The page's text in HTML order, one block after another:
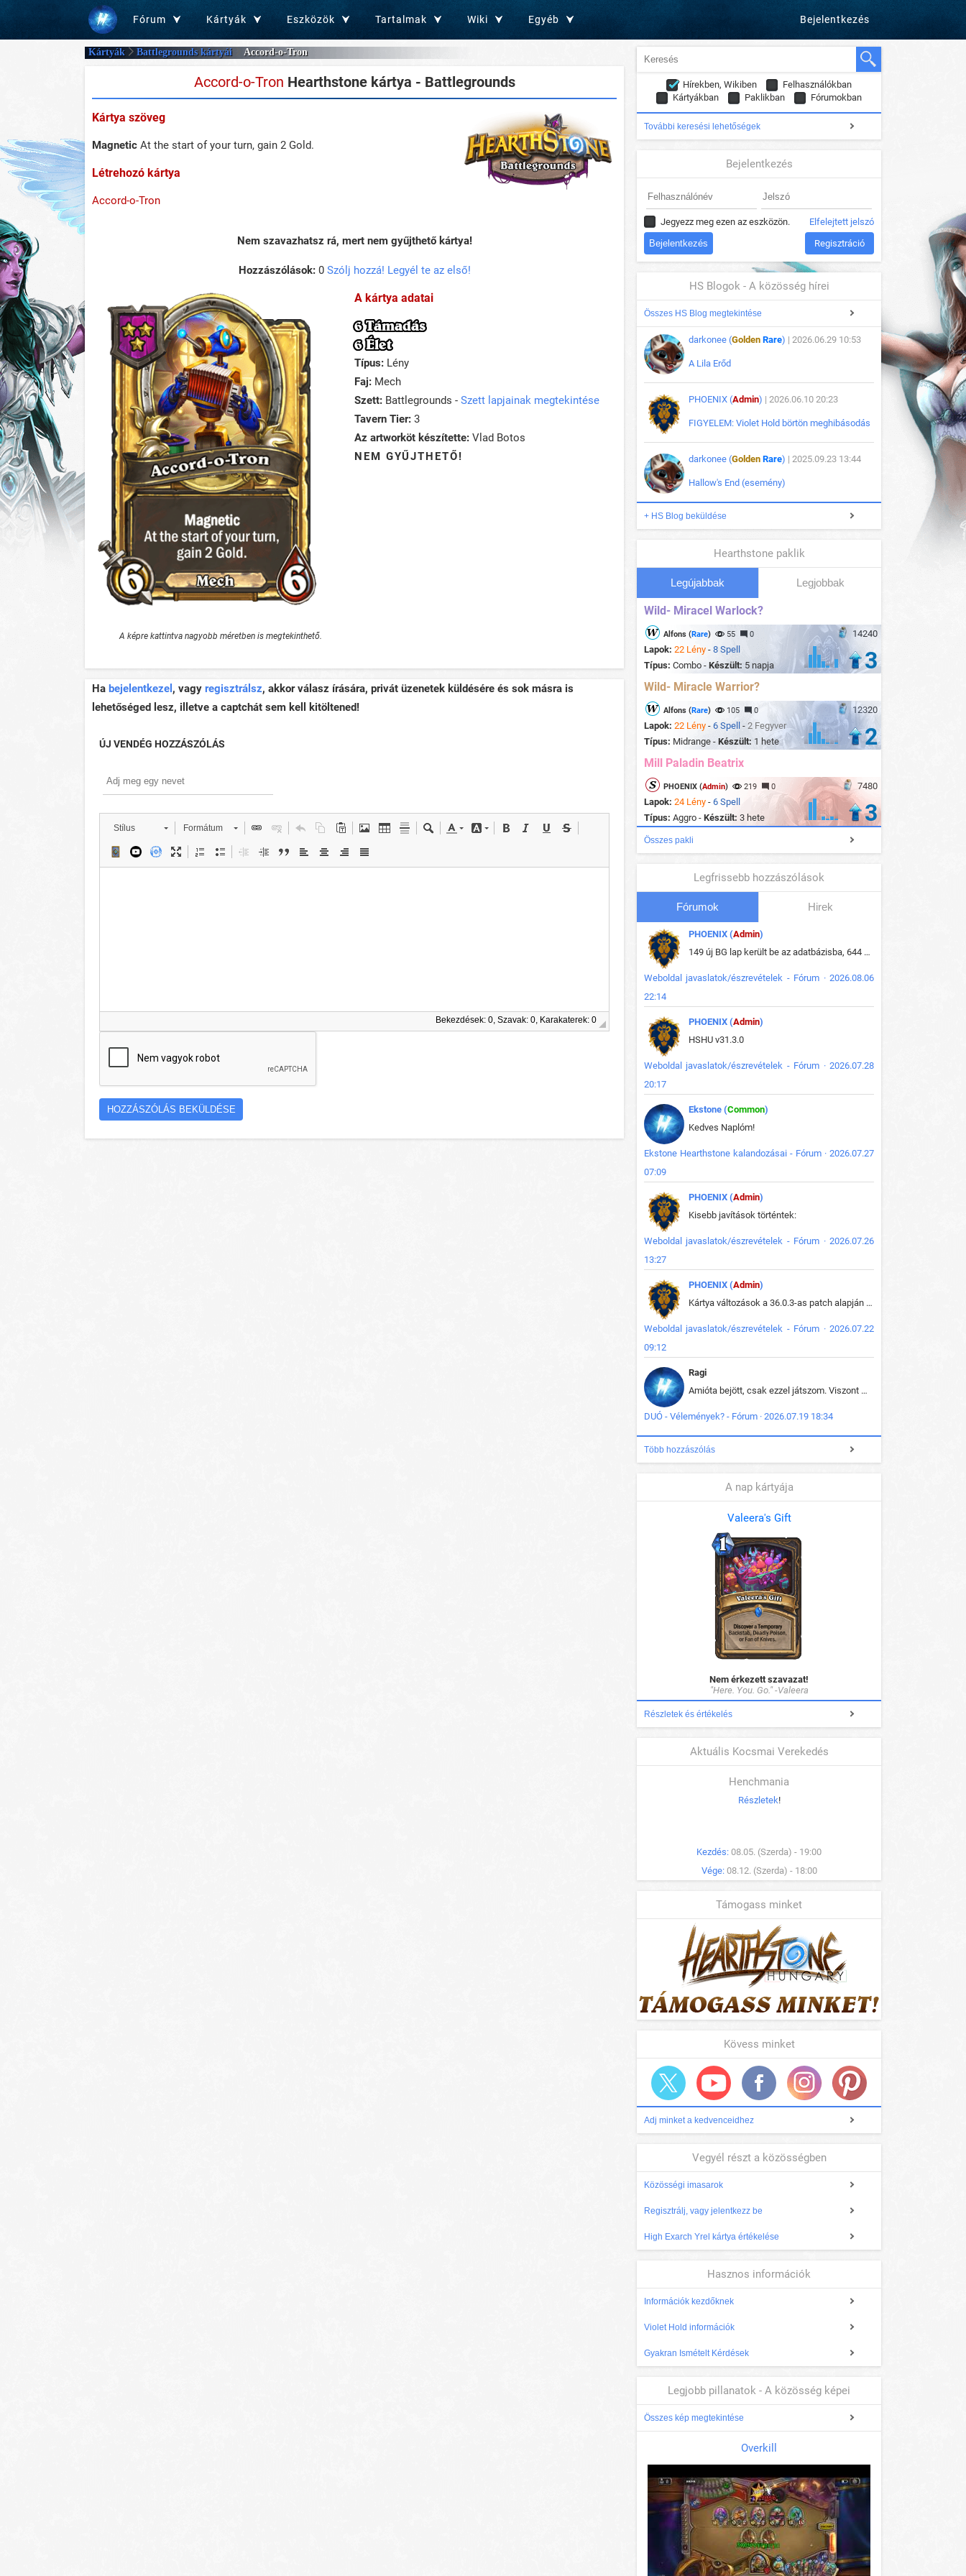
Fórum Kártyák Eszközök Tartalmak Wiki Egyéb Bejelentkezés
Kártyák Battlegrounds kártyái Accord-o-Tron
Accord-o-Tron Hearthstone kártya - Battlegrounds
Kártya szöveg
Magnetic At the start of your turn, gain 2 Gold.
Létrehozó kártya
Accord-o-Tron
Nem szavazhatsz rá, mert nem gyűjthető kártya!
Hozzászólások:0 Szólj hozzá! Legyél te az első!
A képre kattintva nagyobb méretben is megtekinthető.
A kártya adatai
6 Támadás
6 Élet
Típus: Lény
Faj: Mech
Szett: Battlegrounds - Szett lapjainak megtekintése
Tavern Tier: 3
Az artworköt készítette: Vlad Botos
NEM GYŰJTHETŐ!
Ha bejelentkezel , vagy regisztrálsz, akkor válasz írására, privát üzenetek küldésére és sok másra is
lehetőséged lesz, illetve a captchát sem kell kitöltened!
ÚJ VENDÉG HOZZÁSZÓLÁS
Stílus Formátum
Bekezdések: 0, Szavak: 0, Karakaterek: 0
Hírekben, Wikiben
Felhasználókban
Kártyákban
Paklikban Fórumokban
További keresési lehetőségek
Bejelentkezés
Jegyezz meg ezen az eszközön. Elfelejtett jelszó
Regisztráció
HS Blogok - A közösség hírei
Összes HS Blog megtekintése
darkonee (Golden Rare) | 2026.06.29 10:53
A Lila Erőd
PHOENIX (Admin) | 2026.06.10 20:23
FIGYELEM: Violet Hold börtön meghibásodás
darkonee (Golden Rare) | 2025.09.23 13:44
Hallow's End (esemény)
+ HS Blog beküldése
Hearthstone paklik
Legújabbak Legjobbak
Wild- Miracel Warlock?
14240
Alfons (Rare) 55 0
Lapok: 22 Lény - 8 Spell
Típus: Combo - Készült: 5 napja 3
Wild- Miracle Warrior?
12320
Alfons (Rare) 105 0
Lapok: 22 Lény - 6 Spell - 2 Fegyver
Típus: Midrange - Készült: 1 hete 2
Mill Paladin Beatrix
7480
PHOENIX (Admin) 219 0
Lapok: 24 Lény - 6 Spell
Típus: Aggro - Készült: 3 hete 3
Összes pakli
Legfrissebb hozzászólások
Fórumok Hirek
PHOENIX (Admin)
149 új BG lap került be az adatbázisba, 644 db meglévő BG lap módosult, bekerültek az új képek a megváltozott lapokhoz is.
Weboldal javaslatok/észrevételek - Fórum · 2026.08.06
22:14
PHOENIX (Admin)
HSHU v31.3.0
Weboldal javaslatok/észrevételek - Fórum · 2026.07.28
20:17
Ekstone (Common)
Kedves Naplóm!
Ekstone Hearthstone kalandozásai - Fórum · 2026.07.27
07:09
PHOENIX (Admin)
Kisebb javítások történtek:
Weboldal javaslatok/észrevételek - Fórum · 2026.07.26
13:27
PHOENIX (Admin)
Kártya változások a 36.0.3-as patch alapján frissítve az adatbázisban (képek is cserélve).
Weboldal javaslatok/észrevételek - Fórum · 2026.07.22
09:12
Ragi
Amióta bejött, csak ezzel játszom. Viszont mint minden más - akár az alapjáték is, ez is baromira összetett lett. Néha már pár kör után is esélytelen az egész. Vagy irreállisan túltápol valaki, vagy lelép a partner, vagy csak hülye mint a segg. És amikor eljönne az én időm, na akkor jön el mindenki másé is. Engem jobban érdekelne, hogy ki milyen ratingen szokott játszani. Na ez lenne egy érdekes adat.
DUÓ - Vélemények? - Fórum · 2026.07.19 18:34
Több hozzászólás
A nap kártyája
Valeera's Gift
Nem érkezett szavazat!
"Here. You. Go." -Valeera
Részletek és értékelés
Aktuális Kocsmai Verekedés
Henchmania
Részletek!
Kezdés: 08.05. (Szerda) - 19:00
Vége: 08.12. (Szerda) - 18:00
Támogass minket
Kövess minket
Adj minket a kedvenceidhez
Vegyél részt a közösségben
Közösségi imasarok
Regisztrálj, vagy jelentkezz be
High Exarch Yrel kártya értékelése
Hasznos információk
Információk kezdőknek
Violet Hold információk
Gyakran Ismételt Kérdések
Legjobb pillanatok - A közösség képei
Összes kép megtekintése
Overkill